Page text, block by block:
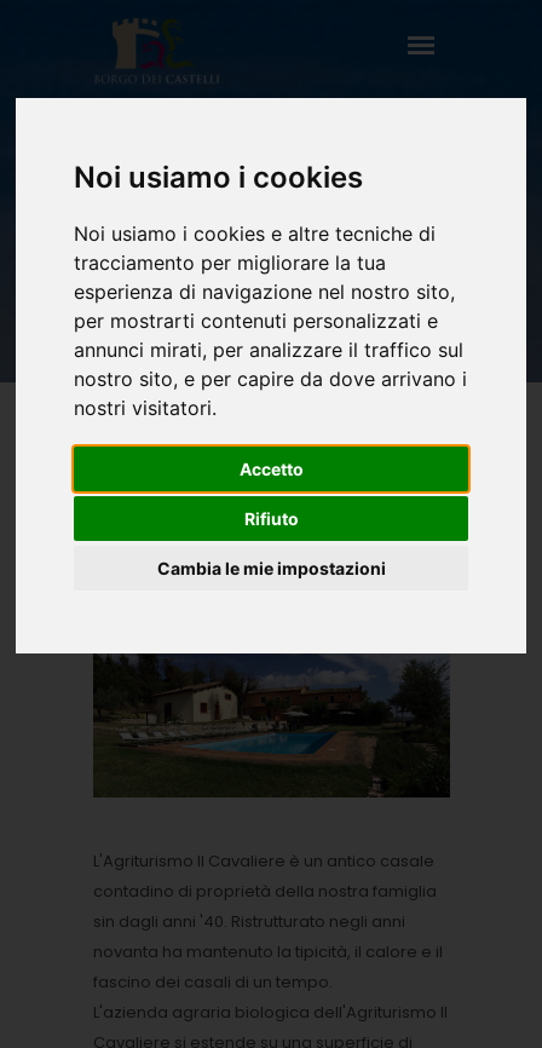
Noi usiamo i cookies
Noi usiamo i cookies e altre tecniche di
tracciamento per migliorare la tua
esperienza di navigazione nel nostro sito,
per mostrarti contenuti personalizzati e
annunci mirati, per analizzare il traffico sul
nostro sito, e per capire da dove arrivano i
nostri visitatori.
Accetto
Rifiuto
Cambia le mie impostazioni
IL CAVALIERE
HOME
OSPITALITÀ
AGRITURISMI
IL CAVALIERE
IL CAVALIERE
Agriturismi
L'Agriturismo Il Cavaliere è un antico casale
contadino di proprietà della nostra famiglia
sin dagli anni '40. Ristrutturato negli anni
novanta ha mantenuto la tipicità, il calore e il
fascino dei casali di un tempo.
L'azienda agraria biologica dell'Agriturismo Il
Cavaliere si estende su una superficie di